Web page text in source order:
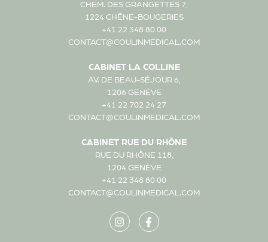
CHEM. DES GRANGETTES 7,
1224 CHÊNE-BOUGERIES
+41 22 348 80 00
CONTACT@COULINMEDICAL.COM
CABINET LA COLLINE
AV. DE BEAU-SÉJOUR 6,
1206 GENÈVE
+41 22 702 24 27
CONTACT@COULINMEDICAL.COM
CABINET RUE DU RHÔNE
RUE DU RHÔNE 118,
1204 GENÈVE
+41 22 348 80 00
CONTACT@COULINMEDICAL.COM